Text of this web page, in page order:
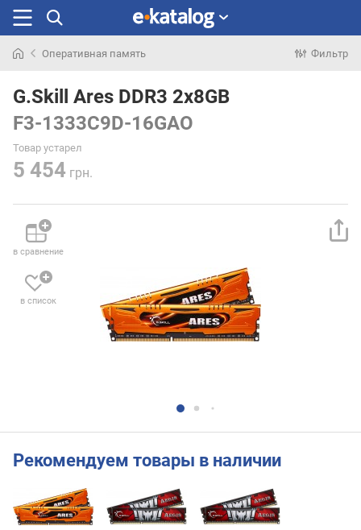
раньше
Оперативная память Фильтр
G.Skill Ares DDR3 2x8GB
F3-1333C9D-16GAO
Товар устарел
5 454 грн.
в сравнение
в список
Рекомендуем товары в наличии